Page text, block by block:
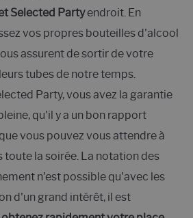
Selected Partyendroit. En
vos propres bouteilles d'alcool
assurent de sortir de votre
tubes de notre temps.
Party, vous avez la garantie
qu'il y a un bon rapport
vous pouvez vous attendre à
la soirée. La notation des
n'est possible qu'avec les
d'un grand intérêt, il est